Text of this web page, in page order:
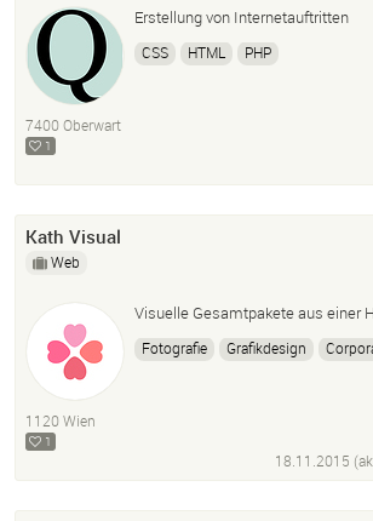
Erstellung von Internetauftritten
CSS HTML PHP
7400 Oberwart
1
Kath Visual
Web
Visuelle Gesamtpakete aus einer
Fotografie Grafikdesign
1120 Wien
1
18.11.2015